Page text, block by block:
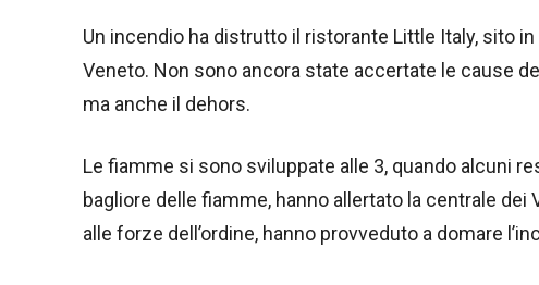
Un incendio ha distrutto il ristorante Little Italy, sito
Veneto. Non sono ancora state accertate le cause
ma anche il dehors.
Le fiamme si sono sviluppate alle 3, quando alcuni
bagliore delle fiamme, hanno allertato la centrale
alle forze dell’ordine, hanno provveduto a domare